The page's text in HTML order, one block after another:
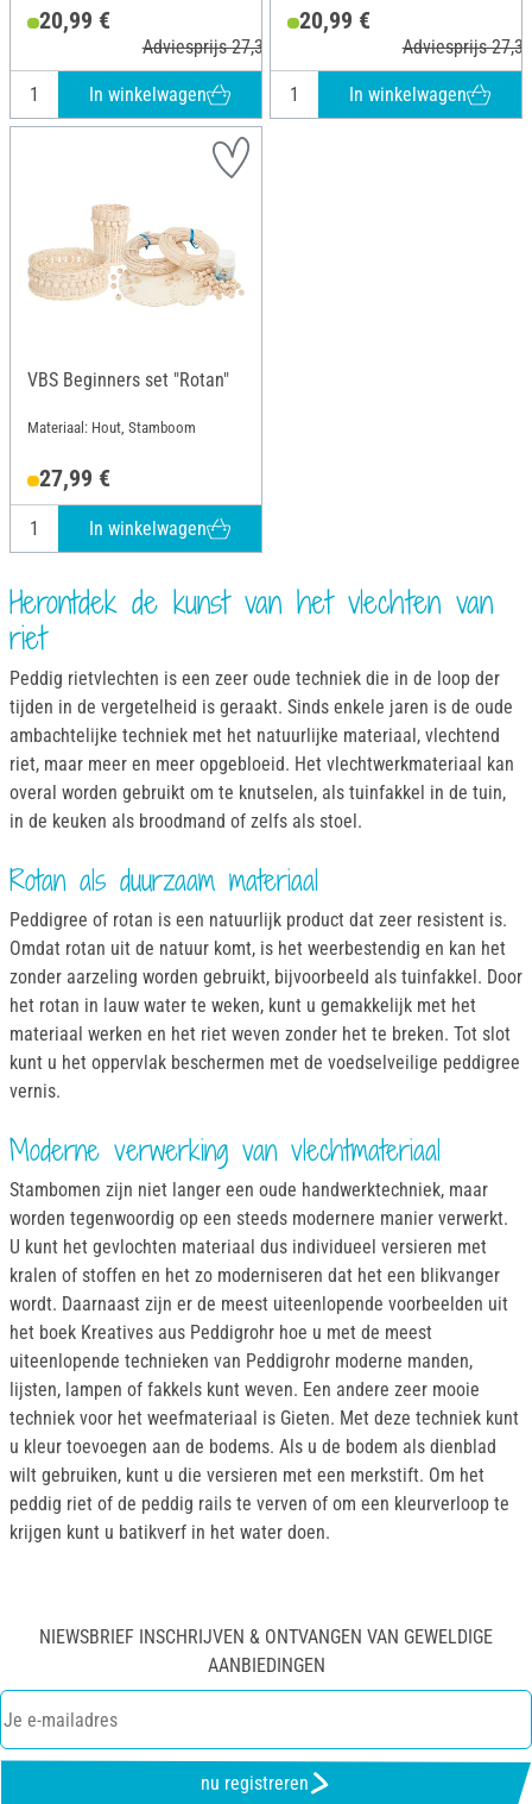
20,99 €
Adviesprijs 27,35 €
In winkelwagen
20,99 €
Adviesprijs
In winkelwagen
VBS Beginners set "Rotan"
Materiaal: Hout, Stamboom
27,99 €
In winkelwagen
Herontdek de kunst van het vlechten van
riet
Peddig rietvlechten is een zeer oude techniek die in de loop der
tijden in de vergetelheid is geraakt. Sinds enkele jaren is de oude
ambachtelijke techniek met het natuurlijke materiaal, vlechtend
riet, maar meer en meer opgebloeid. Het vlechtwerkmateriaal kan
overal worden gebruikt om te knutselen, als tuinfakkel in de tuin,
in de keuken als broodmand of zelfs als stoel.
Rotan als duurzaam materiaal
Peddigree of rotan is een natuurlijk product dat zeer resistent is.
Omdat rotan uit de natuur komt, is het weerbestendig en kan het
zonder aarzeling worden gebruikt, bijvoorbeeld als tuinfakkel. Door
het rotan in lauw water te weken, kunt u gemakkelijk met het
materiaal werken en het riet weven zonder het te breken. Tot slot
kunt u het oppervlak beschermen met de voedselveilige peddigree
vernis.
Moderne verwerking van vlechtmateriaal
Stambomen zijn niet langer een oude handwerktechniek, maar
worden tegenwoordig op een steeds modernere manier verwerkt.
U kunt het gevlochten materiaal dus individueel versieren met
kralen of stoffen en het zo moderniseren dat het een blikvanger
wordt. Daarnaast zijn er de meest uiteenlopende voorbeelden uit
het boek Kreatives aus Peddigrohr hoe u met de meest
uiteenlopende technieken van Peddigrohr moderne manden,
lijsten, lampen of fakkels kunt weven. Een andere zeer mooie
techniek voor het weefmateriaal is Gieten. Met deze techniek kunt
u kleur toevoegen aan de bodems. Als u de bodem als dienblad
wilt gebruiken, kunt u die versieren met een merkstift. Om het
peddig riet of de peddig rails te verven of om een kleurverloop te
krijgen kunt u batikverf in het water doen.
NIEWSBRIEF INSCHRIJVEN & ONTVANGEN VAN GEWELDIGE
AANBIEDINGEN
nu registreren